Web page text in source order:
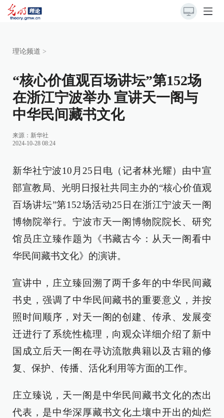
理论频道 >
“核心价值观百场讲坛”第152场
在浙江宁波举办 宣讲天一阁与
中华民间藏书文化
来源： 新华社
2024-10-28 08:24
新华社宁波10月25日电（记者林光耀）由中宣
部宣教局、光明日报社共同主办的“核心价值观
百场讲坛”第152场活动25日在浙江宁波天一阁
博物院举行。宁波市天一阁博物院院长、研究
馆员庄立臻作题为《书藏古今：从天一阁看中
华民间藏书文化》的演讲。
宣讲中，庄立臻回溯了两千多年的中华民间藏
书史，强调了中华民间藏书的重要意义，并按
照时间顺序，对天一阁的创建、传承、发展变
迁进行了系统性梳理，向观众详细介绍了新中
国成立后天一阁在寻访流散典籍以及古籍的修
复、保护、传播、活化利用等方面的工作。
庄立臻说，天一阁是中华民间藏书文化的杰出
代表，是中华深厚藏书文化土壤中开出的灿烂